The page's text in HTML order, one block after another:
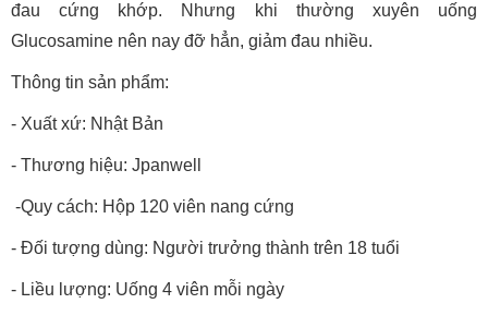
đau cứng khớp. Nhưng khi thường xuyên uống
Glucosamine nên nay đỡ hẳn, giảm đau nhiều.
Thông tin sản phẩm:
- Xuất xứ: Nhật Bản
- Thương hiệu: Jpanwell
-Quy cách: Hộp 120 viên nang cứng
- Đối tượng dùng: Người trưởng thành trên 18 tuổi
- Liều lượng: Uống 4 viên mỗi ngày